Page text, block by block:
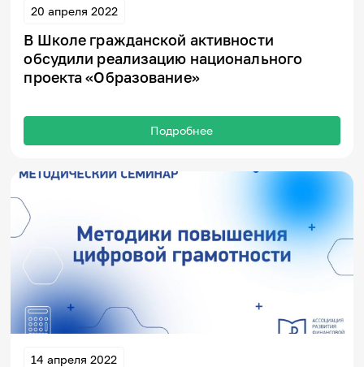
20 апреля 2022
В Школе гражданской активности
обсудили реализацию национального
проекта «Образование»
Подробнее
14 апреля 2022